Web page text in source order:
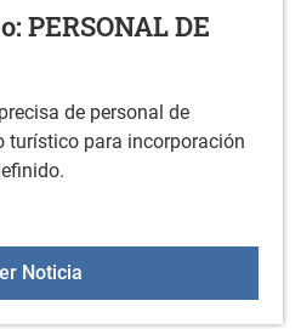
PERSONAL DE
de personal de
turístico para incorporación
NoticiaOferta de Empleo: